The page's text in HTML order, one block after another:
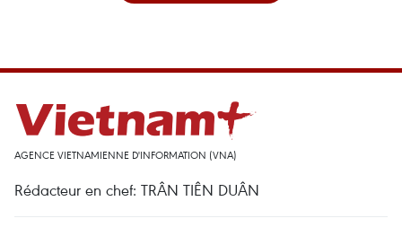
AGENCE VIETNAMIENNE D'INFORMATION (VNA)
Rédacteur en chef: TRÂN TIÊN DUÂN